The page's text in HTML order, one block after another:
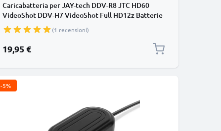
Caricabatteria per JAY-tech DDV-R8 JTC HD60
VideoShot DDV-H7 VideoShot Full HD12z Batterie
per fotocamera marca CELLONIC
(1 recensioni)
19,95 €
-5%